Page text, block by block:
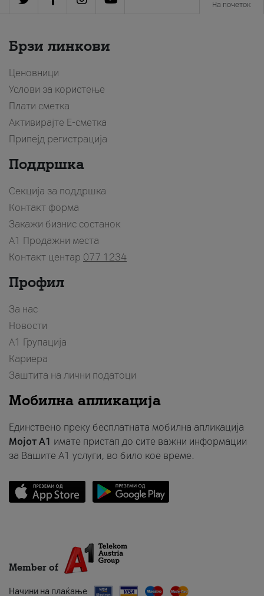
На почеток
Брзи линкови
Ценовници
Услови за користење
Плати сметка
Активирајте Е-сметка
Припејд регистрација
Поддршка
Секција за поддршка
Контакт форма
Закажи бизнис состанок
A1 Продажни места
Контакт центар 077 1234
Профил
За нас
Новости
А1 Групација
Кариера
Заштита на лични податоци
Мобилна апликација
Единствено преку бесплатната мобилна апликација
Мојот A1 имате пристап до сите важни информации
за Вашите A1 услуги, во било кое време.
Member of
Начини на плаќање